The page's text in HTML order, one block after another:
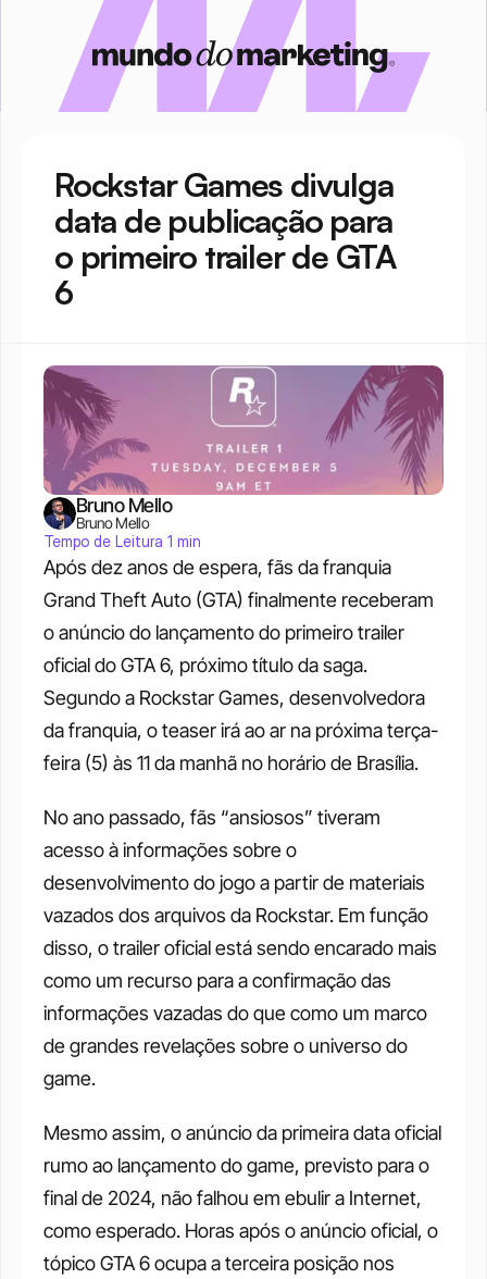
Rockstar Games divulga
data de publicação para
o primeiro trailer de GTA
6
Após dez anos de espera, fãs da franquia
Grand Theft Auto (GTA) finalmente receberam
o anúncio do lançamento do primeiro trailer
oficial do GTA 6, próximo título da saga.
Segundo a Rockstar Games, desenvolvedora
da franquia, o teaser irá ao ar na próxima terça-
feira (5) às 11 da manhã no horário de Brasília.
No ano passado, fãs “ansiosos” tiveram
acesso à informações sobre o
desenvolvimento do jogo a partir de materiais
vazados dos arquivos da Rockstar. Em função
disso, o trailer oficial está sendo encarado mais
como um recurso para a confirmação das
informações vazadas do que como um marco
de grandes revelações sobre o universo do
game.
Mesmo assim, o anúncio da primeira data oficial
rumo ao lançamento do game, previsto para o
final de 2024, não falhou em ebulir a Internet,
como esperado. Horas após o anúncio oficial, o
tópico GTA 6 ocupa a terceira posição nos
Bruno Mello
Bruno Mello
Tempo de Leitura 1 min